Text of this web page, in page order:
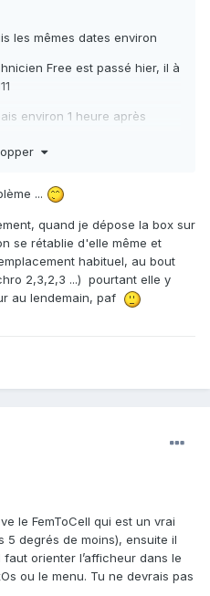
les mêmes dates environ
Free est passé hier, il à
environ 1 heure après
causer ce problème (coup
)
prise et éventuellement chez
être fixé
...
quand je dépose la box sur
se rétablie d'elle même et
habituel, au bout
2,3,2,3 ...) pourtant elle y
au lendemain, paf
le FemToCell qui est un vrai
5 degrés de moins), ensuite il
orienter l’afficheur dans le
ou le menu. Tu ne devrais pas